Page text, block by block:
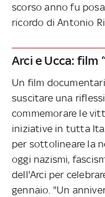
scorso anno fu
ricordo di Antonio
Arci e Ucca: film
Un film
suscitare una
commemorare le
iniziative in tutta
per sottolineare la
oggi nazismi,
dell'Arci per
gennaio. "Un